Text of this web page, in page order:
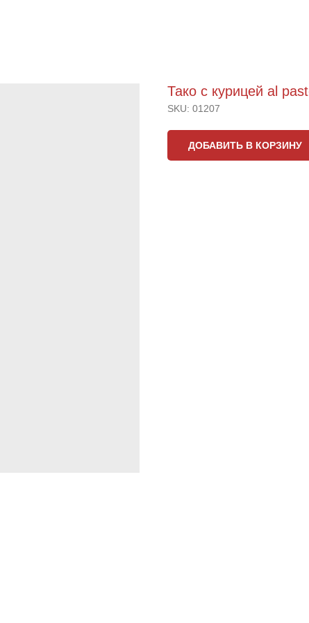
Тако с курицей al
SKU: 01207
ДОБАВИТЬ В КОРЗИНУ